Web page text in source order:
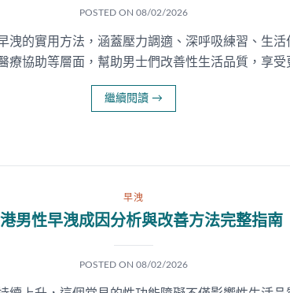
POSTED ON 08/02/2026
洩的實用方法，涵蓋壓力調適、深呼吸練習、生
療協助等層面，幫助男士們改善性生活品質，享受
繼續閱讀 →
早洩
男性早洩成因分析與改善方法完整指南
POSTED ON 08/02/2026